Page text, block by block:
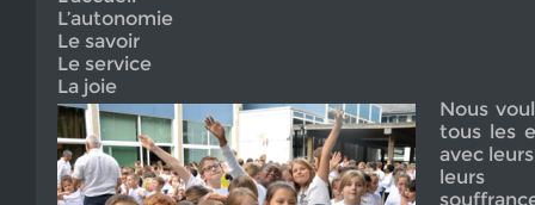
L’autonomie
Le savoir
Le service
La joie
Nous
tous les
avec
leurs